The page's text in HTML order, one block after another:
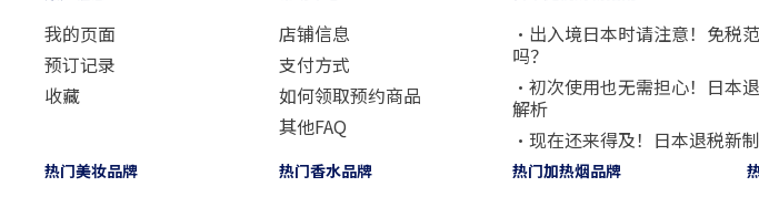
我的页面
预订记录
收藏
店铺信息
支付方式
如何领取预约商品
其他FAQ
・出入境日本时请注意！免税
吗？
・初次使用也无需担心！日本
解析
・现在还来得及！日本退税新
热门美妆品牌
热门香水品牌
热门加热烟品牌